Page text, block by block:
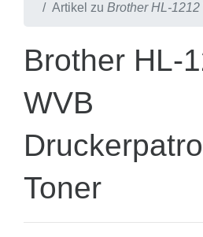
Artikel zu Brother HL-1212
Brother HL-
WVB
Toner